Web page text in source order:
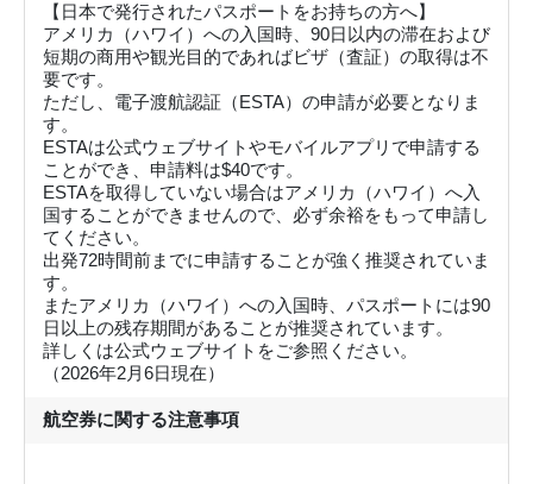
【日本で発行されたパスポートをお持ちの方へ】
アメリカ（ハワイ）への入国時、90日以内の滞在および
短期の商用や観光目的であればビザ（査証）の取得は不
要です。
ただし、電子渡航認証（ESTA）の申請が必要となりま
す。
ESTAは公式ウェブサイトやモバイルアプリで申請する
ことができ、申請料は$40です。
ESTAを取得していない場合はアメリカ（ハワイ）へ入
国することができませんので、必ず余裕をもって申請し
てください。
出発72時間前までに申請することが強く推奨されていま
す。
またアメリカ（ハワイ）への入国時、パスポートには90
日以上の残存期間があることが推奨されています。
詳しくは公式ウェブサイトをご参照ください。
（2026年2月6日現在）
航空券に関する注意事項